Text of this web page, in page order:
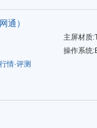
通）
主屏材质
操作系统
行情·评测